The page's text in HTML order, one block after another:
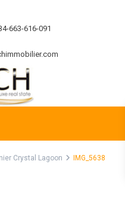
663-616-091
Crystal Lagoon IMG_5638